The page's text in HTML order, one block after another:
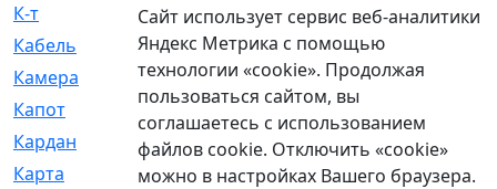
К-т
[13]
Кабель
[50]
Камера
[4]
Капот
[144]
Кардан
[131]
Карта
[2]
Сайт использует сервис веб-аналитики
Яндекс Метрика с помощью
технологии «cookie». Продолжая
пользоваться сайтом, вы
соглашаетесь с использованием
файлов cookie. Отключить «cookie»
можно в настройках Вашего браузера.